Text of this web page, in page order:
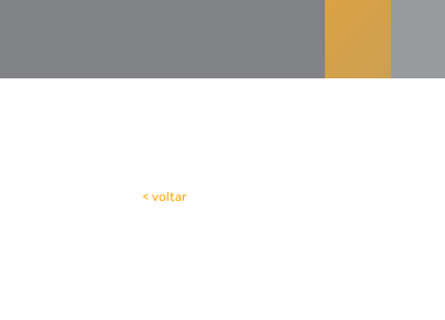
< voltar